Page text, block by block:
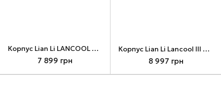
Корпус Lian Li LANCOOL 217 INF, White (G99.LAN217INFW.00)
7 899 грн
Корпус Lian Li Lancool III RGB Black, без БЖ (G99.LAN3RX.00)
8 997 грн